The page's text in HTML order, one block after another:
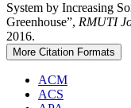
System by Increasing
Greenhouse”, RMUTI
2016.
More Citation Formats
ACM
ACS